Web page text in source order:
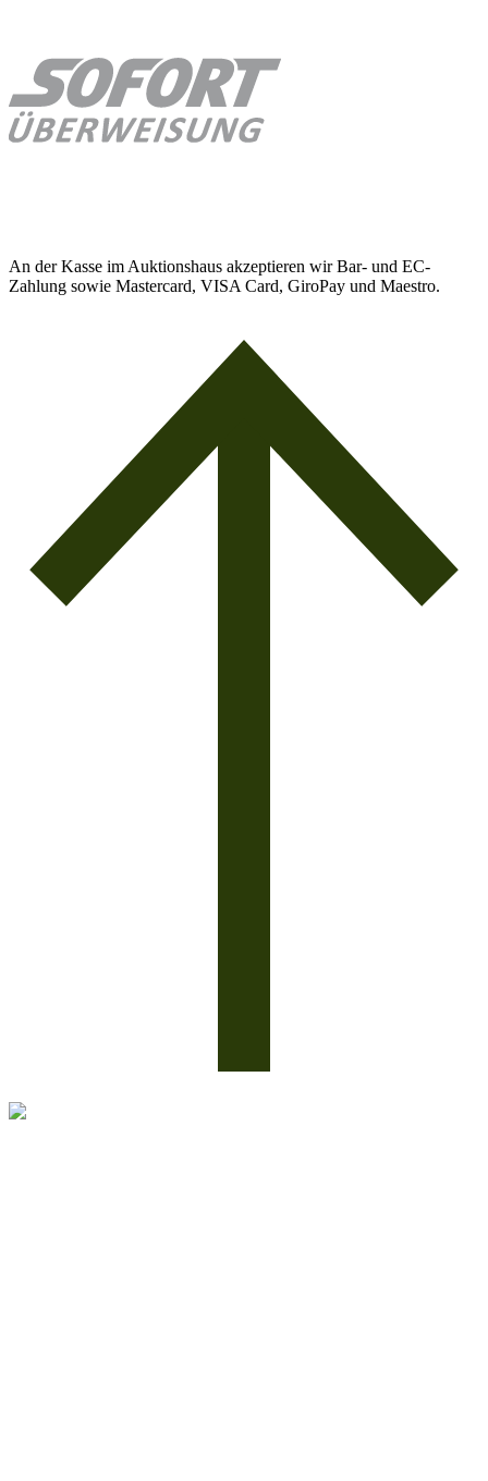
An der Kasse im Auktionshaus akzeptieren wir Bar- und EC-
Zahlung sowie Mastercard, VISA Card, GiroPay und Maestro.